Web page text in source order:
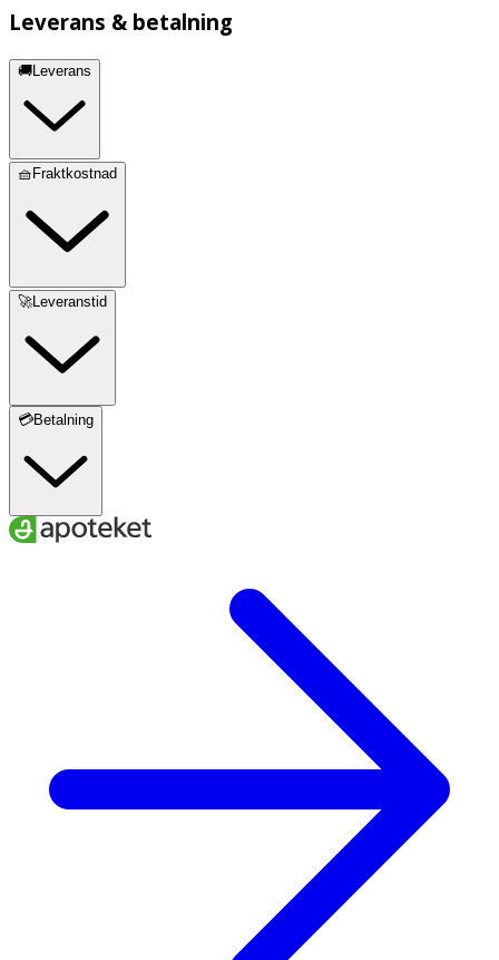
Leverans & betalning
🚚Leverans
🧺Fraktkostnad
🚀Leveranstid
💳Betalning